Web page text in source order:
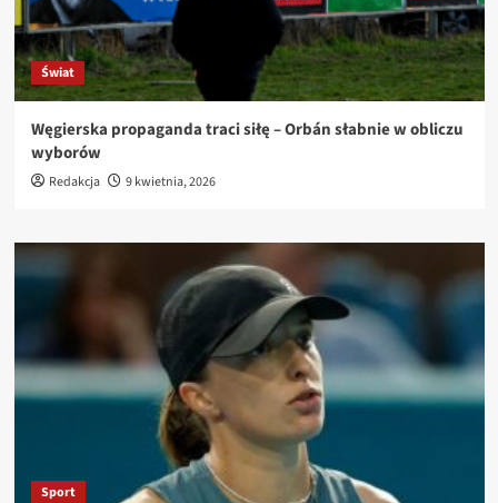
Świat
Węgierska propaganda traci siłę – Orbán słabnie w obliczu
wyborów
Redakcja 9 kwietnia, 2026
Sport